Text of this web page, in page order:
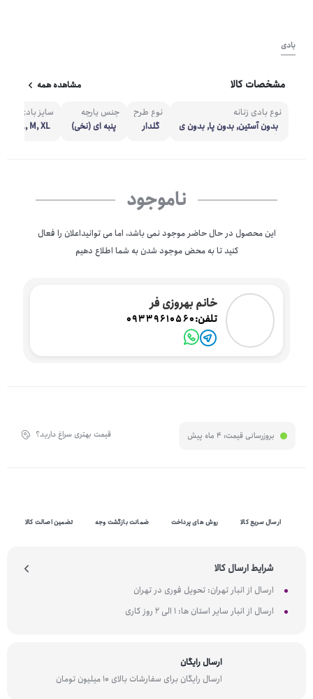
بادی
مشخصات کالا مشاهده همه
نوع بادی زنانه
بدون آستین, بدون پا, بدون ی
قه
نوع طرح
گلدار
جنس پارچه
پنبه ای (نخی)
سایز بادی
L, M, XL
ناموجود
این محصول در حال حاضر موجود نمی باشد، اما می توانیداعلان را فعال
کنید تا به محض موجود شدن به شما اطلاع دهیم
خانم بهروزی فر
تلفن:09339610560
بروزرسانی قیمت: 4 ماه پیش قیمت بهتری سراغ دارید؟
ارسال سریع کالا روش های پرداخت ضمانت بازگشت وجه تضمین اصالت کالا
شرایط ارسال کالا
ارسال از انبار تهران: تحویل فوری در تهران
ارسال از انبار سایر استان ها: 1 الی 2 روز کاری
ارسال رایگان
ارسال رایگان برای سفارشات بالای 10 میلیون تومان